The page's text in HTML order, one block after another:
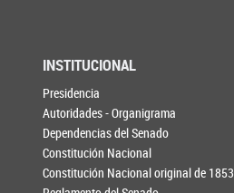
INSTITUCIONAL
Presidencia
Autoridades - Organigrama
Dependencias del Senado
Constitución Nacional
Constitución Nacional original de 1853